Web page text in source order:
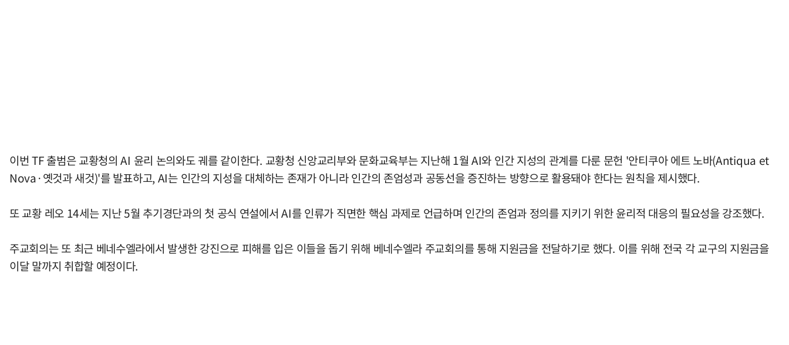
이번 TF 출범은 교황청의 AI 윤리 논의와도 궤를 같이한다. 교황청 신앙교리부와 문화교육부는 지난해 1월 AI와 인간 지성의 관계를 다룬 문헌 '안티쿠아 에트 노바(Antiqua et
Nova·옛것과 새것)'를 발표하고, AI는 인간의 지성을 대체하는 존재가 아니라 인간의 존엄성과 공동선을 증진하는 방향으로 활용돼야 한다는 원칙을 제시했다.
또 교황 레오 14세는 지난 5월 추기경단과의 첫 공식 연설에서 AI를 인류가 직면한 핵심 과제로 언급하며 인간의 존엄과 정의를 지키기 위한 윤리적 대응의 필요성을 강조했다.
주교회의는 또 최근 베네수엘라에서 발생한 강진으로 피해를 입은 이들을 돕기 위해 베네수엘라 주교회의를 통해 지원금을 전달하기로 했다. 이를 위해 전국 각 교구의 지원금을
이달 말까지 취합할 예정이다.